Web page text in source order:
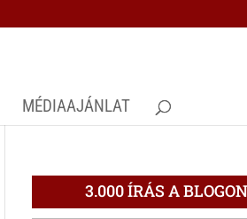
MÉDIAAJÁNLAT
3.000 ÍRÁS A BLOGON